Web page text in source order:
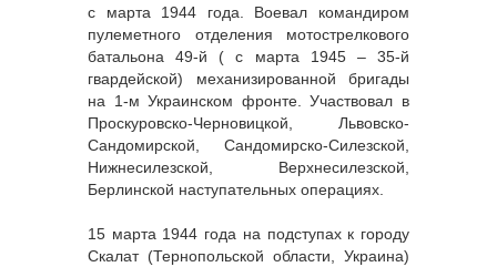
с марта 1944 года. Воевал командиром
пулеметного отделения мотострелкового
батальона 49-й ( с марта 1945 – 35-й
гвардейской) механизированной бригады
на 1-м Украинском фронте. Участвовал в
Проскуровско-Черновицкой, Львовско-
Сандомирской, Сандомирско-Силезской,
Нижнесилезской, Верхнесилезской,
Берлинской наступательных операциях.
15 марта 1944 года на подступах к городу
Скалат (Тернопольской области, Украина)